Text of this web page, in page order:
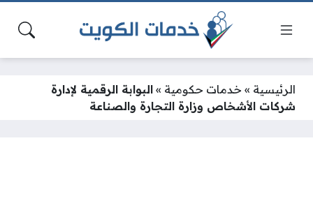
الرئيسية » خدمات حكومية » البوابة الرقمية لإدارة
شركات الأشخاص وزارة التجارة والصناعة